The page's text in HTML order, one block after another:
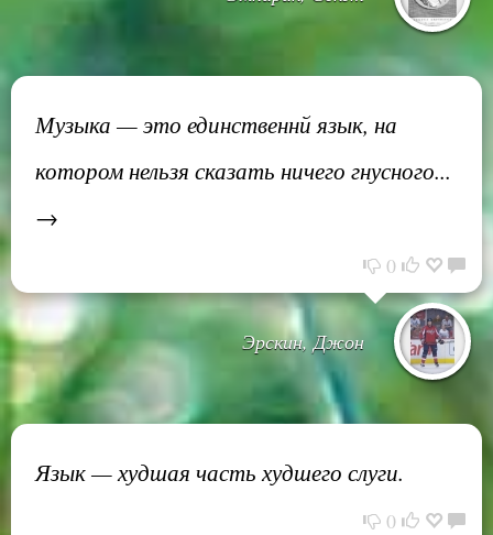
Музыка — это единственнй язык, на
котором нельзя сказать ничего гнусного...
→
0
Эрскин, Джон
Язык — худшая часть худшего слуги.
0